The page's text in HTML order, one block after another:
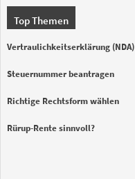
Top Themen
Vertraulichkeitserklärung (NDA)
Steuernummer beantragen
Richtige Rechtsform wählen
Rürup-Rente sinnvoll?